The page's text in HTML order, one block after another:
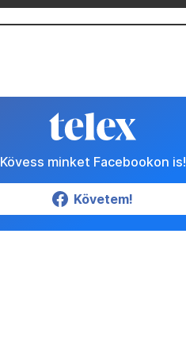
Kövess minket Facebookon is!
Követem!